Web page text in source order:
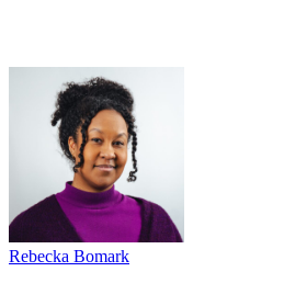
Rebecka Bomark